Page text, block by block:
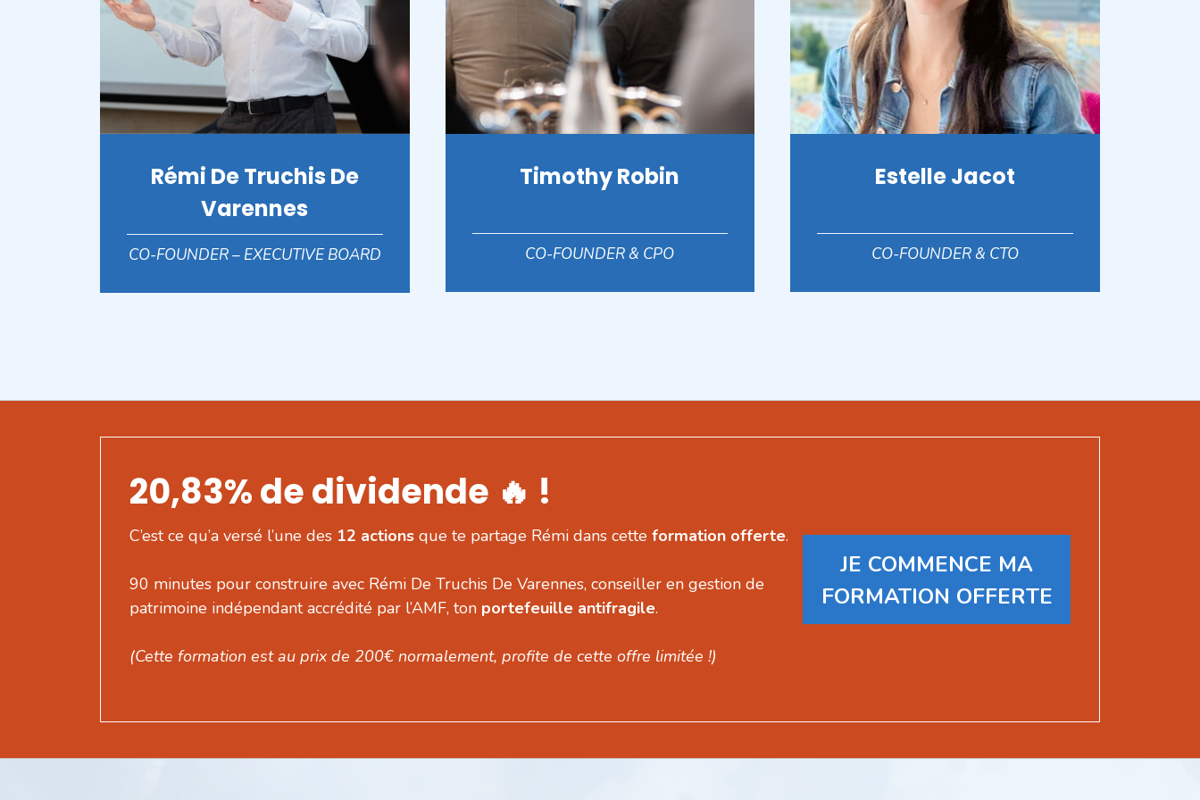
Rémi De Truchis De
Varennes
CO-FOUNDER – EXECUTIVE BOARD
Timothy Robin
CO-FOUNDER & CPO
Estelle Jacot
CO-FOUNDER & CTO
20,83% de dividende 🔥 !
C’est ce qu’a versé l’une des 12 actions que te partage Rémi dans cette formation offerte.
90 minutes pour construire avec Rémi De Truchis De Varennes, conseiller en gestion de
patrimoine indépendant accrédité par l’AMF, ton portefeuille antifragile.
(Cette formation est au prix de 200€ normalement, profite de cette offre limitée !)
JE COMMENCE MA
FORMATION OFFERTE